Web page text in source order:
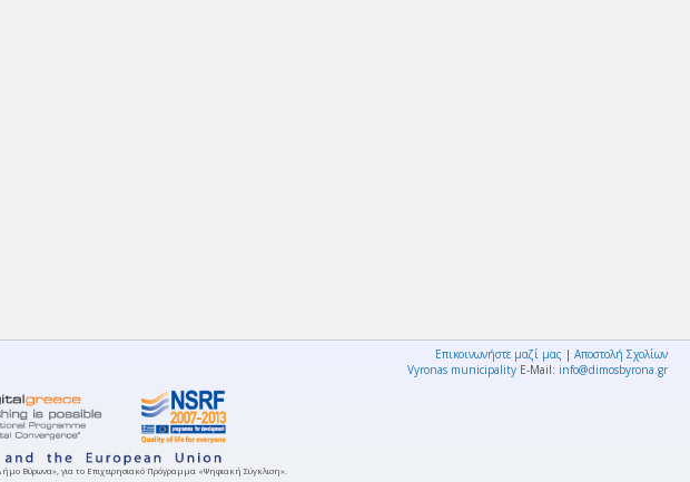
Επικοινωνήστε μαζί μας | Αποστολή Σχολίων
Vyronas municipality E-Mail: info@dimosbyrona.gr
Βύρωνα», για το Επιχειρησιακό Πρόγραμμα «Ψηφιακή Σύγκλιση».